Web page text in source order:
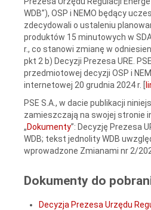
WDB”), OSP i NEMO będący
zdecydowali o ustaleniu
produktów 15 minutowych w
r., co stanowi zmianę w
pkt 2 b) Decyzji Prezesa URE.
przedmiotowej decyzji OSP i
internetowej 20 grudnia 2024 r. [
PSE S.A., w dacie publikacji
zamieszczają na swojej stronie
„Dokumenty”: Decyzję Prezesa
WDB; tekst jednolity WDB
wprowadzone Zmianami nr 2/
Dokumenty do
Decyzja Prezesa Urzędu